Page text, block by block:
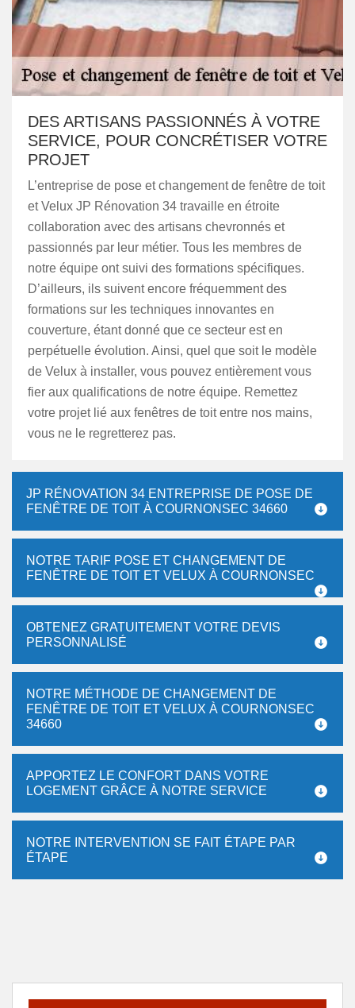
DES ARTISANS PASSIONNÉS À VOTRE
SERVICE, POUR CONCRÉTISER VOTRE
PROJET
L’entreprise de pose et changement de fenêtre de toit
et Velux JP Rénovation 34 travaille en étroite
collaboration avec des artisans chevronnés et
passionnés par leur métier. Tous les membres de
notre équipe ont suivi des formations spécifiques.
D’ailleurs, ils suivent encore fréquemment des
formations sur les techniques innovantes en
couverture, étant donné que ce secteur est en
perpétuelle évolution. Ainsi, quel que soit le modèle
de Velux à installer, vous pouvez entièrement vous
fier aux qualifications de notre équipe. Remettez
votre projet lié aux fenêtres de toit entre nos mains,
vous ne le regretterez pas.
JP RÉNOVATION 34 ENTREPRISE DE POSE DE
FENÊTRE DE TOIT À COURNONSEC 34660
NOTRE TARIF POSE ET CHANGEMENT DE
FENÊTRE DE TOIT ET VELUX À COURNONSEC
OBTENEZ GRATUITEMENT VOTRE DEVIS
PERSONNALISÉ
NOTRE MÉTHODE DE CHANGEMENT DE
FENÊTRE DE TOIT ET VELUX À COURNONSEC
34660
APPORTEZ LE CONFORT DANS VOTRE
LOGEMENT GRÂCE À NOTRE SERVICE
NOTRE INTERVENTION SE FAIT ÉTAPE PAR
ÉTAPE